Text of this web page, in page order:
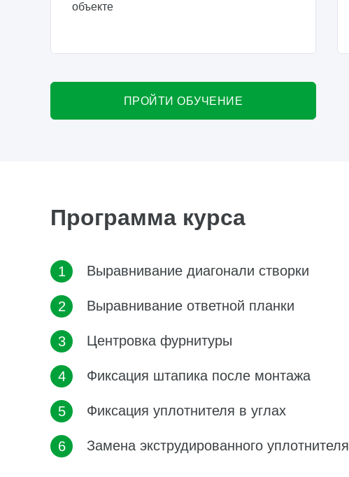
объекте
ПРОЙТИ ОБУЧЕНИЕ
Программа курса
Выравнивание диагонали створки
Выравнивание ответной планки
Центровка фурнитуры
Фиксация штапика после монтажа
Фиксация уплотнителя в углах
Замена экструдированного уплотнителя